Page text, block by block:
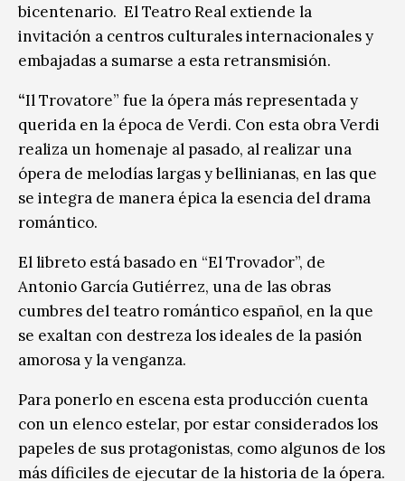
bicentenario. El Teatro Real extiende la
invitación a centros culturales internacionales y
embajadas a sumarse a esta retransmisión.
“Il Trovatore” fue la ópera más representada y
querida en la época de Verdi. Con esta obra Verdi
realiza un homenaje al pasado, al realizar una
ópera de melodías largas y bellinianas, en las que
se integra de manera épica la esencia del drama
romántico.
El libreto está basado en “El Trovador”, de
Antonio García Gutiérrez, una de las obras
cumbres del teatro romántico español, en la que
se exaltan con destreza los ideales de la pasión
amorosa y la venganza.
Para ponerlo en escena esta producción cuenta
con un elenco estelar, por estar considerados los
papeles de sus protagonistas, como algunos de los
más díficiles de ejecutar de la historia de la ópera.